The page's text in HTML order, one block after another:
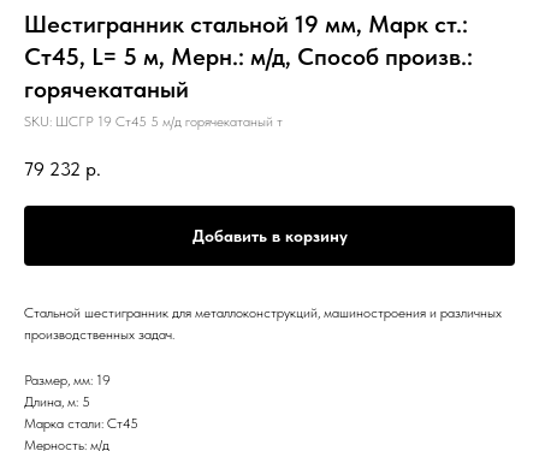
Шестигранник стальной 19 мм, Марк ст.:
Ст45, L= 5 м, Мерн.: м/д, Способ произв.:
горячекатаный
SKU: ШСГР 19 Ст45 5 м/д горячекатаный т
79 232 р.
Добавить в корзину
Стальной шестигранник для металлоконструкций, машиностроения и различных
производственных задач.
Размер, мм: 19
Длина, м: 5
Марка стали: Ст45
Мерность: м/д